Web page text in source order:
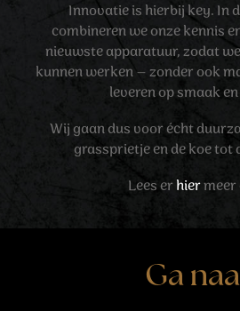
Innovatie is hierbij key. In
combineren we onze kennis
nieuwste apparatuur, zodat
kunnen werken – zonder ook
leveren op smaak
Wij gaan dus voor écht
grassprietje en de koe tot
Lees erhiermeer
Ga